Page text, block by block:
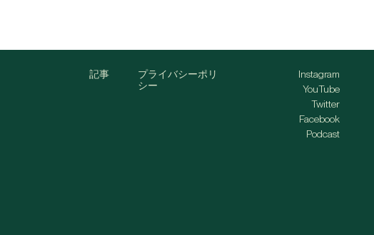
記事
プライバシーポリ
シー
Instagram
YouTube
Twitter
Facebook
Podcast